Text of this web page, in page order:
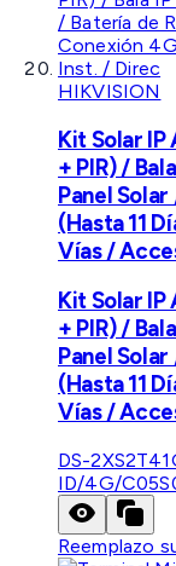
HIKVISION
Kit Solar
+ PIR) /
Panel
(Hasta 11
Vías /
Kit Solar
+ PIR) /
Panel
(Hasta 11
Vías /
DS-
ID/4G/
Reemplazo